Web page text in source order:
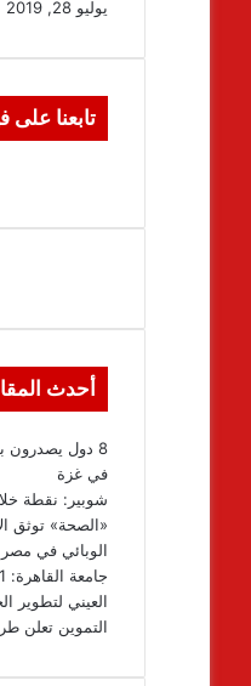
يوليو 28, 2019
تابعنا
أحدث
8 دول يصدرون
في غزة
شوبير: نقطة
«الصحة» توثق
الوبائي في مصر
العيني لتطوير
التموين تعلن